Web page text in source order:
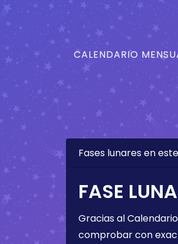
CALENDARIO
Fases lunares en
FASE
Gracias al
comprobar con